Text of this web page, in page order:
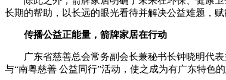
长期的帮助，以长远的眼光看待并解决公益难题，
传播公益正能量，箭牌家居在行动
广东省慈善总会常务副会长兼秘书长钟晓明代表
与“南粤慈善 公益同行”活动，使之成为有广东特色